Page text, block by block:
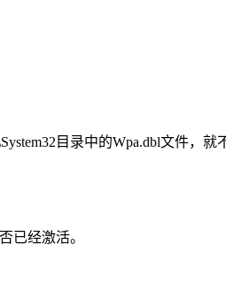
目录中的Wpa.dbl文件，
已经激活。